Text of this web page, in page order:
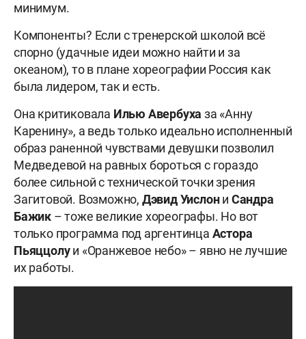
минимум.
Компоненты? Если с тренерской школой всё
спорно (удачные идеи можно найти и за
океаном), то в плане хореографии Россия как
была лидером, так и есть.
Она критиковала Илью Авербухаза «Анну
Каренину», а ведь только идеально исполненный
образ раненной чувствами девушки позволил
Медведевой на равных бороться с гораздо
более сильной с технической точки зрения
Загитовой. Возможно, Дэвид Уислони Сандра
Бажик – тоже великие хореографы. Но вот
только программа под аргентинца Астора
Пьяццолуи «Оранжевое небо» – явно не лучшие
их работы.